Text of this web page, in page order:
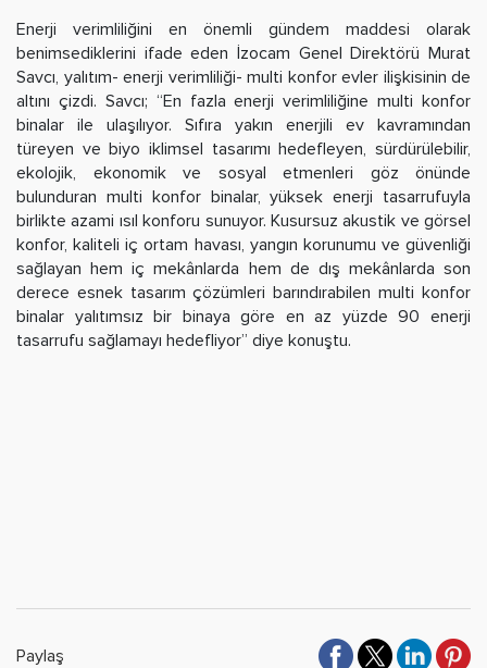
Enerji verimliliğini en önemli gündem maddesi olarak
benimsediklerini ifade eden İzocam Genel Direktörü Murat
Savcı, yalıtım- enerji verimliliği- multi konfor evler ilişkisinin de
altını çizdi. Savcı; “En fazla enerji verimliliğine multi konfor
binalar ile ulaşılıyor. Sıfıra yakın enerjili ev kavramından
türeyen ve biyo iklimsel tasarımı hedefleyen, sürdürülebilir,
ekolojik, ekonomik ve sosyal etmenleri göz önünde
bulunduran multi konfor binalar, yüksek enerji tasarrufuyla
birlikte azami ısıl konforu sunuyor. Kusursuz akustik ve görsel
konfor, kaliteli iç ortam havası, yangın korunumu ve güvenliği
sağlayan hem iç mekânlarda hem de dış mekânlarda son
derece esnek tasarım çözümleri barındırabilen multi konfor
binalar yalıtımsız bir binaya göre en az yüzde 90 enerji
tasarrufu sağlamayı hedefliyor” diye konuştu.
Paylaş